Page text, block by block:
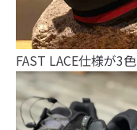
FAST LACE仕様が3色